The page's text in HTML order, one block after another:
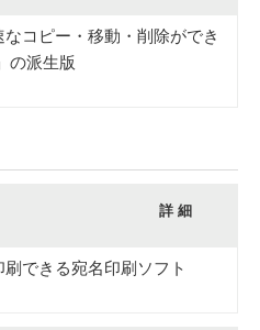
コピー・移動・削除ができ
の派生版
詳 細
できる宛名印刷ソフト